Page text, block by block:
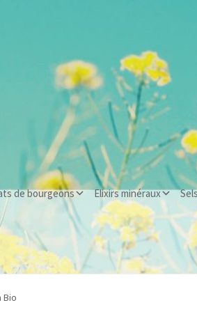
de bourgeons Elixirs minéraux
Bio